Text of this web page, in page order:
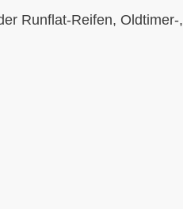
Runflat-Reifen, Oldtimer-,